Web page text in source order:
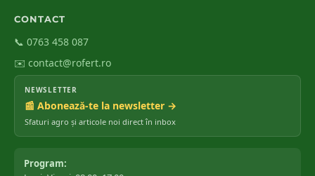
CONTACT
📞 0763 458 087
✉️ contact@rofert.ro
NEWSLETTER
📰 Abonează-te la newsletter →
Sfaturi agro și articole noi direct în inbox
Program: